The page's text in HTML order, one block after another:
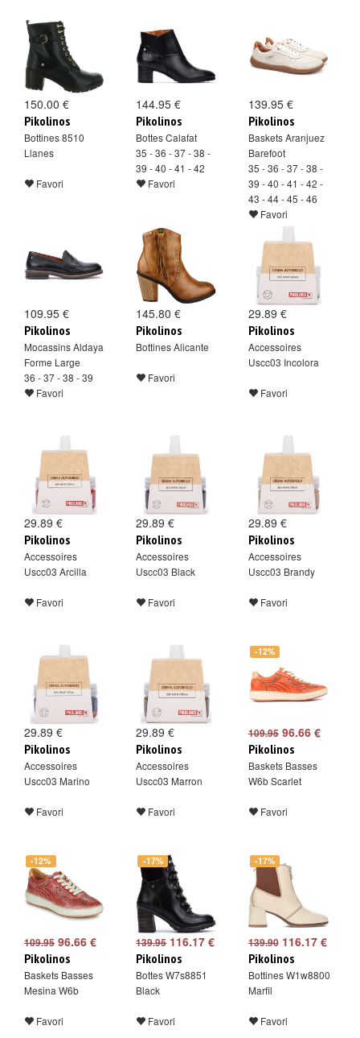
150.00 €
Pikolinos
Bottines 8510
Llanes
Favori
144.95 €
Pikolinos
Bottes Calafat
35 - 36 - 37 - 38 -
39 - 40 - 41 - 42
Favori
139.95 €
Pikolinos
Baskets Aranjuez
Barefoot
35 - 36 - 37 - 38 -
39 - 40 - 41 - 42 -
43 - 44 - 45 - 46
Favori
109.95 €
Pikolinos
Mocassins Aldaya
Forme Large
36 - 37 - 38 - 39
Favori
145.80 €
Pikolinos
Bottines Alicante
Favori
29.89 €
Pikolinos
Accessoires
Uscc03 Incolora
Favori
29.89 €
Pikolinos
Accessoires
Uscc03 Arcilla
Favori
29.89 €
Pikolinos
Accessoires
Uscc03 Black
Favori
29.89 €
Pikolinos
Accessoires
Uscc03 Brandy
Favori
29.89 €
Pikolinos
Accessoires
Uscc03 Marino
Favori
29.89 €
Pikolinos
Accessoires
Uscc03 Marron
Favori
-12%
109.9596.66 €
Pikolinos
Baskets Basses
W6b Scarlet
Favori
-12%
109.95 96.66 €
Pikolinos
Baskets Basses
Mesina W6b
Favori
-17%
139.95116.17 €
Pikolinos
Bottes W7s8851
Black
Favori
-17%
139.90116.17 €
Pikolinos
Bottines W1w8800
Marfil
Favori